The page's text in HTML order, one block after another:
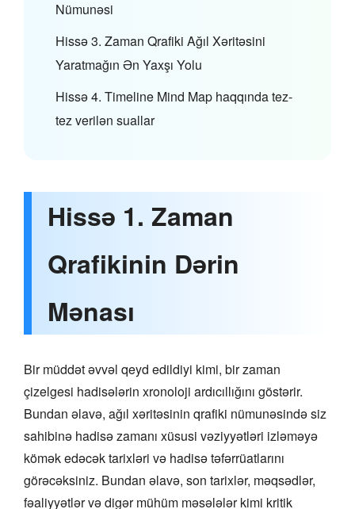
Nümunəsi
Hissə 3. Zaman Qrafiki Ağıl Xəritəsini
Yaratmağın Ən Yaxşı Yolu
Hissə 4. Timeline Mind Map haqqında tez-
tez verilən suallar
Hissə 1. Zaman
Qrafikinin Dərin
Mənası
Bir müddət əvvəl qeyd edildiyi kimi, bir zaman
çizelgesi hadisələrin xronoloji ardıcıllığını göstərir.
Bundan əlavə, ağıl xəritəsinin qrafiki nümunəsində siz
sahibinə hadisə zamanı xüsusi vəziyyətləri izləməyə
kömək edəcək tarixləri və hadisə təfərrüatlarını
görəcəksiniz. Bundan əlavə, son tarixlər, məqsədlər,
fəaliyyətlər və digər mühüm məsələlər kimi kritik